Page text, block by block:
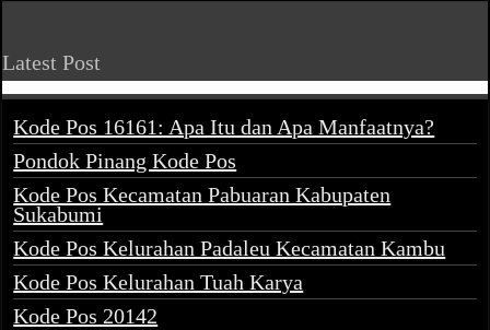
Latest Post
Kode Pos 16161: Apa Itu dan Apa Manfaatnya?
Pondok Pinang Kode Pos
Kode Pos Kecamatan Pabuaran Kabupaten
Sukabumi
Kode Pos Kelurahan Padaleu Kecamatan Kambu
Kode Pos Kelurahan Tuah Karya
Kode Pos 20142